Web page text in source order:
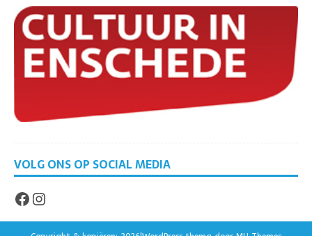
VOLG ONS OP SOCIAL MEDIA